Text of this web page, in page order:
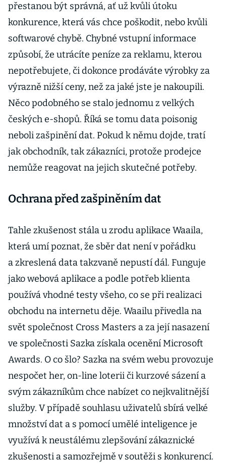
přestanou být správná, ať už kvůli útoku
konkurence, která vás chce poškodit, nebo kvůli
softwarové chybě. Chybné vstupní informace
způsobí, že utrácíte peníze za reklamu, kterou
nepotřebujete, či dokonce prodáváte výrobky za
výrazně nižší ceny, než za jaké jste je nakoupili.
Něco podobného se stalo jednomu z velkých
českých e-shopů. Říká se tomu data poisonig
neboli zašpinění dat. Pokud k němu dojde, tratí
jak obchodník, tak zákazníci, protože prodejce
nemůže reagovat na jejich skutečné potřeby.
Ochrana před zašpiněním dat
Tahle zkušenost stála u zrodu aplikace Waaila,
která umí poznat, že sběr dat není v pořádku
a zkreslená data takzvaně nepustí dál. Funguje
jako webová aplikace a podle potřeb klienta
používá vhodné testy všeho, co se při realizaci
obchodu na internetu děje. Waailu přivedla na
svět společnost Cross Masters a za její nasazení
ve společnosti Sazka získala ocenění Microsoft
Awards. O co šlo? Sazka na svém webu provozuje
nespočet her, on-line loterii či kurzové sázení a
svým zákazníkům chce nabízet co nejkvalitnější
služby. V případě souhlasu uživatelů sbírá velké
množství dat a s pomocí umělé inteligence je
využívá k neustálému zlepšování zákaznické
zkušenosti a samozřejmě v soutěži s konkurencí.